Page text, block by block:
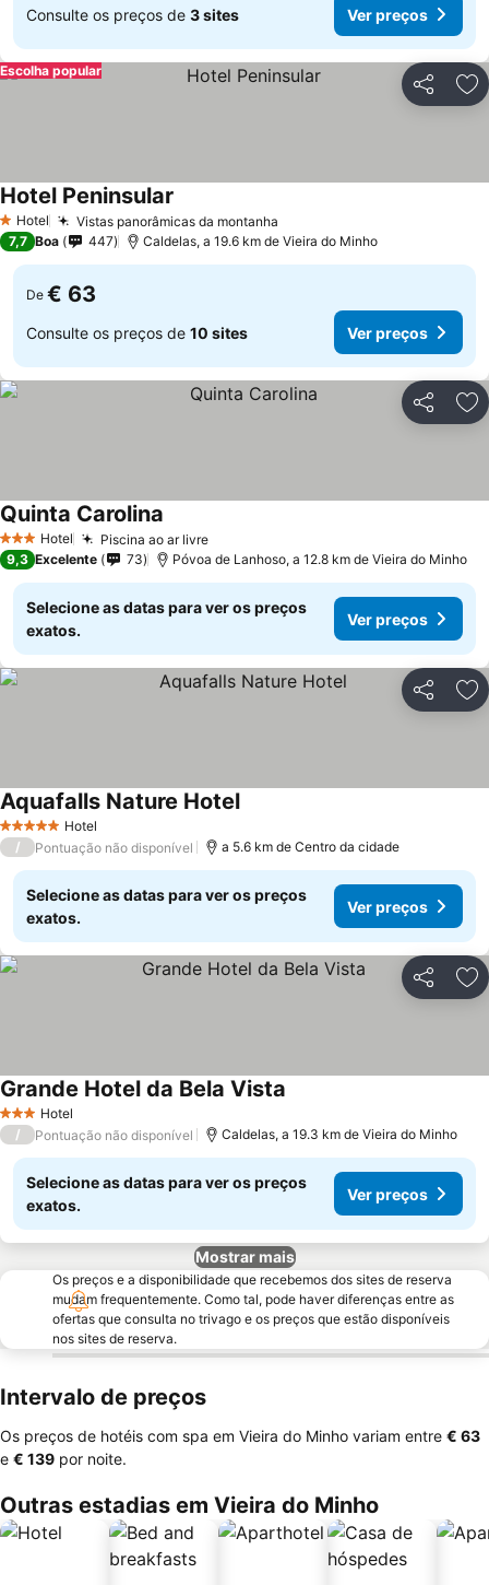
Consulte os preços de 3 sites Ver preços
Partilhar
Escolha popular
1 Estrelas
Hotel Vistas panorâmicas da montanha
Hotel Peninsular
7,7 Boa 447 Caldelas, a 19.6 km de Vieira do Minho
De € 63
Consulte os preços de 10 sites Ver preços
Partilhar
3 EstrelasHotel Piscina ao ar livreVer preços
Quinta Carolina
9,3 Excelente 73 Póvoa de Lanhoso, a 12.8 km de Vieira do Minho
Selecione as datas para ver os preços
exatos.
Ver preços
Partilhar
5 Estrelas Hotel
Aquafalls Nature HotelVer preços
/ Pontuação não disponível a 5.6 km de Centro da cidade
Selecione as datas para ver os preços
exatos.
Ver preços
Partilhar
3 EstrelasHotel
Grande Hotel da Bela Vista
/ Pontuação não disponível Caldelas, a 19.3 km de Vieira do Minho
Selecione as datas para ver os preços
exatos.
Ver preços
Mostrar mais
Os preços e a disponibilidade que recebemos dos sites de reserva
mudam frequentemente. Como tal, pode haver diferenças entre as
ofertas que consulta no trivago e os preços que estão disponíveis
nos sites de reserva.
Intervalo de preços
Os preços de hotéis com spa em Vieira do Minho variam entre ‎€ 63
e ‎€ 139 por noite.
Outras estadias em Vieira do Minho